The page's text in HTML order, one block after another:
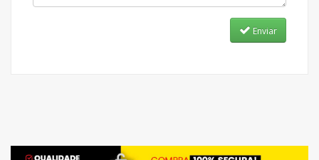
Enviar